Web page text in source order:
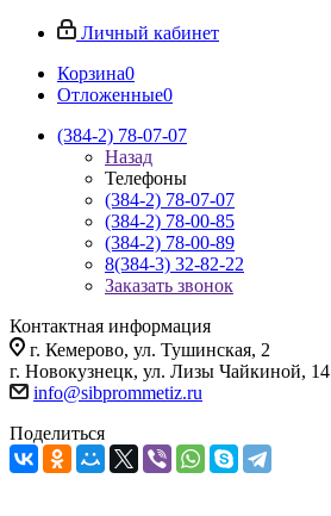
Личный кабинет
Корзина0
Отложенные0
(384-2) 78-07-07
Назад
Телефоны
(384-2) 78-07-07
(384-2) 78-00-85
(384-2) 78-00-89
8(384-3) 32-82-22
Заказать звонок
Контактная информация
г. Кемерово, ул. Тушинская, 2
г. Новокузнецк, ул. Лизы Чайкиной, 14
info@sibprommetiz.ru
Поделиться